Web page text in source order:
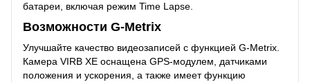
батареи, включая режим Time Lapse.
Возможности G-Metrix
Улучшайте качество видеозаписей с функцией G-Metrix.
Камера VIRB XE оснащена GPS-модулем, датчиками
положения и ускорения, а также имеет функцию